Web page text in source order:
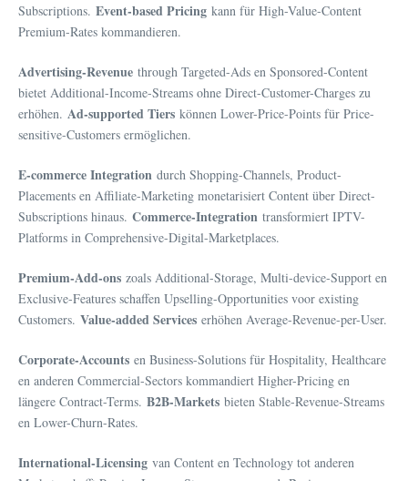
Subscriptions. Event-based Pricing kann für High-Value-Content
Premium-Rates kommandieren.
Advertising-Revenue through Targeted-Ads en Sponsored-Content
bietet Additional-Income-Streams ohne Direct-Customer-Charges zu
erhöhen. Ad-supported Tiers können Lower-Price-Points für Price-
sensitive-Customers ermöglichen.
E-commerce Integration durch Shopping-Channels, Product-
Placements en Affiliate-Marketing monetarisiert Content über Direct-
Subscriptions hinaus. Commerce-Integration transformiert IPTV-
Platforms in Comprehensive-Digital-Marketplaces.
Premium-Add-ons zoals Additional-Storage, Multi-device-Support en
Exclusive-Features schaffen Upselling-Opportunities voor existing
Customers. Value-added Services erhöhen Average-Revenue-per-User.
Corporate-Accounts en Business-Solutions für Hospitality, Healthcare
en anderen Commercial-Sectors kommandiert Higher-Pricing en
längere Contract-Terms. B2B-Markets bieten Stable-Revenue-Streams
en Lower-Churn-Rates.
International-Licensing van Content en Technology tot anderen